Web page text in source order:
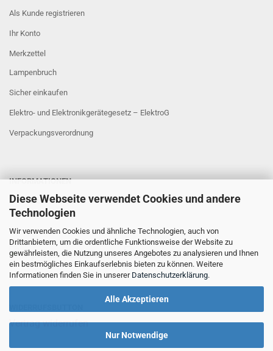
Diese Webseite verwendet Cookies und andere
Technologien
Wir verwenden Cookies und ähnliche Technologien, auch von
Drittanbietern, um die ordentliche Funktionsweise der Website zu
gewährleisten, die Nutzung unseres Angebotes zu analysieren und Ihnen
ein bestmögliches Einkaufserlebnis bieten zu können. Weitere
Informationen finden Sie in unserer Datenschutzerklärung.
Alle Akzeptieren
Nur Notwendige
Als Kunde registrieren
Ihr Konto
Merkzettel
Lampenbruch
Sicher einkaufen
Elektro- und Elektronikgerätegesetz – ElektroG
Verpackungsverordnung
INFORMATIONEN
Sicher Einkaufen
Vertrag widerrufen